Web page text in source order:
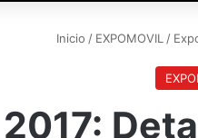
Inicio / EXPOMOVIL /